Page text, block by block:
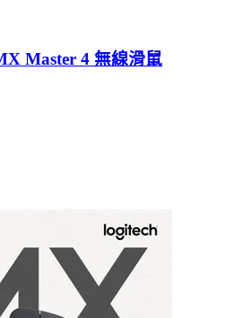
Master 4 無線滑鼠